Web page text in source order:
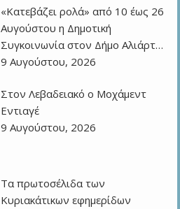
«Κατεβάζει ρολά» από 10 έως 26
Αυγούστου η Δημοτική
Συγκοινωνία στον Δήμο Αλιάρτ…
9 Αυγούστου, 2026
Στον Λεβαδειακό ο Μοχάμεντ
Εντιαγέ
9 Αυγούστου, 2026
Τα πρωτοσέλιδα των
Kυριακάτικων εφημερίδων